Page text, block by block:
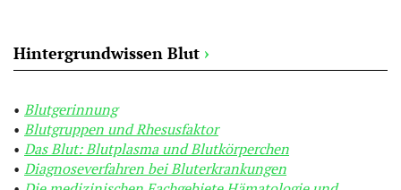
Hintergrundwissen Blut ›
Blutgerinnung
Blutgruppen und Rhesusfaktor
Das Blut: Blutplasma und Blutkörperchen
Diagnoseverfahren bei Bluterkrankungen